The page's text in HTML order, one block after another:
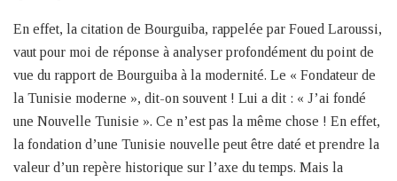
En effet, la citation de Bourguiba, rappelée par Foued Laroussi,
vaut pour moi de réponse à analyser profondément du point de
vue du rapport de Bourguiba à la modernité. Le « Fondateur de
la Tunisie moderne », dit-on souvent ! Lui a dit : « J’ai fondé
une Nouvelle Tunisie ». Ce n’est pas la même chose ! En effet,
la fondation d’une Tunisie nouvelle peut être daté et prendre la
valeur d’un repère historique sur l’axe du temps. Mais la